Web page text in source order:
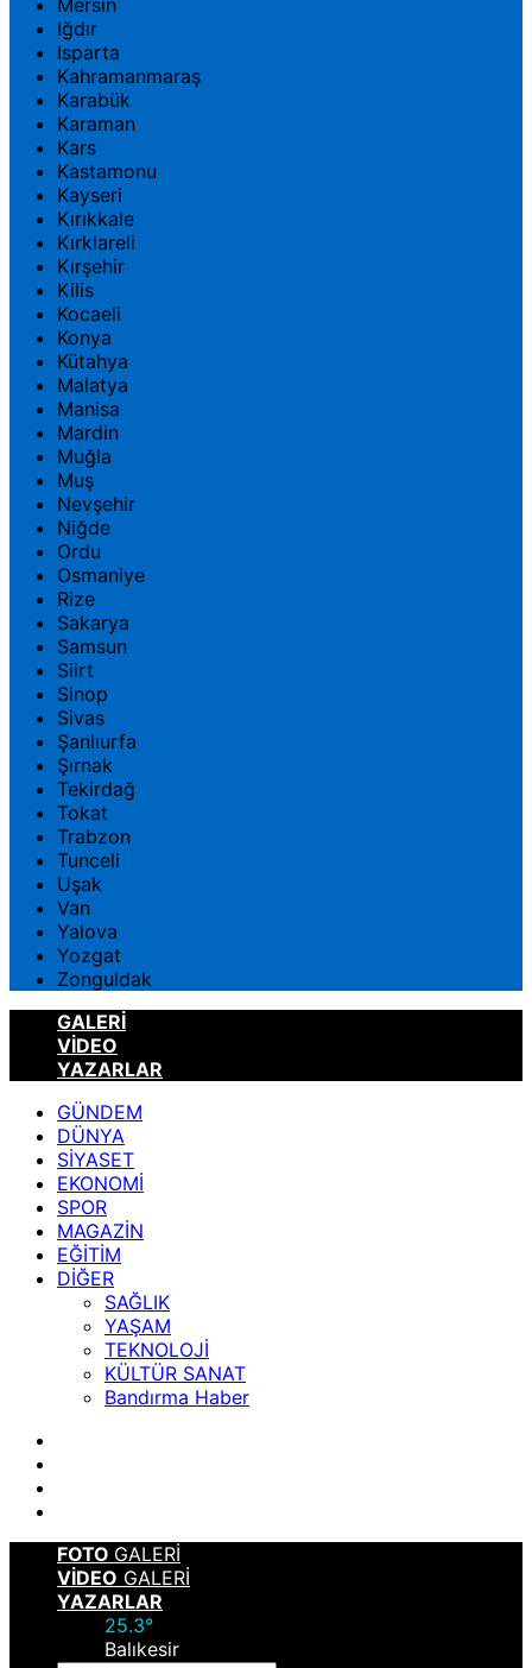
Mersin
Iğdır
Isparta
Kahramanmaraş
Karabük
Karaman
Kars
Kastamonu
Kayseri
Kırıkkale
Kırklareli
Kırşehir
Kilis
Kocaeli
Konya
Kütahya
Malatya
Manisa
Mardin
Muğla
Muş
Nevşehir
Niğde
Ordu
Osmaniye
Rize
Sakarya
Samsun
Siirt
Sinop
Sivas
Şanlıurfa
Şırnak
Tekirdağ
Tokat
Trabzon
Tunceli
Uşak
Van
Yalova
Yozgat
Zonguldak
GALERİ
VİDEO
YAZARLAR
GÜNDEM
DÜNYA
SİYASET
EKONOMİ
SPOR
MAGAZİN
EĞİTİM
DİĞER
SAĞLIK
YAŞAM
TEKNOLOJİ
KÜLTÜR SANAT
Bandırma Haber
FOTO GALERİ
VİDEO GALERİ
YAZARLAR
25.3°
Balıkesir